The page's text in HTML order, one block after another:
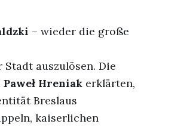
– wieder die große
auszulösen. Die
Paweł Hreniak erklärten,
Breslaus
kaiserlichen